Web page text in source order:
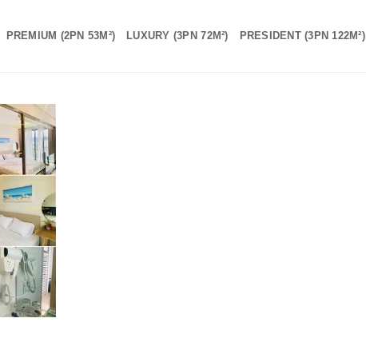
PREMIUM (2PN 53M²) LUXURY (3PN 72M²) PRESIDENT (3PN 122M²)